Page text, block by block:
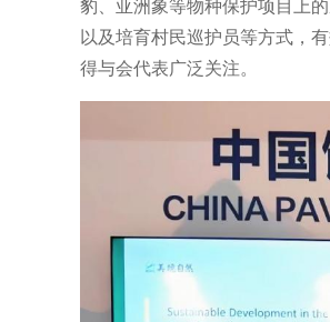
豹、亚洲象等物种保护项目上
以及培育村民巡护员等方式，
得与会代表广泛关注。